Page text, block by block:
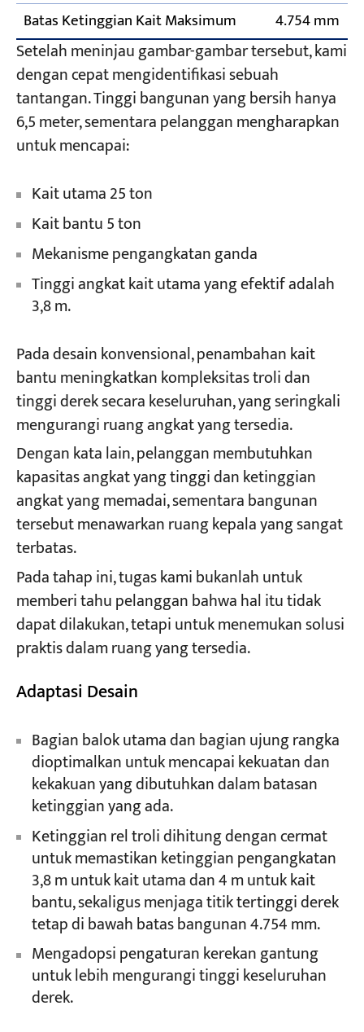
Batas Ketinggian Kait Maksimum
4.754 mm
Setelah meninjau gambar-gambar tersebut, kami
dengan cepat mengidentifikasi sebuah
tantangan. Tinggi bangunan yang bersih hanya
6,5 meter, sementara pelanggan mengharapkan
untuk mencapai:
Kait utama 25 ton
Kait bantu 5 ton
Mekanisme pengangkatan ganda
Tinggi angkat kait utama yang efektif adalah
3,8 m.
Pada desain konvensional, penambahan kait
bantu meningkatkan kompleksitas troli dan
tinggi derek secara keseluruhan, yang seringkali
mengurangi ruang angkat yang tersedia.
Dengan kata lain, pelanggan membutuhkan
kapasitas angkat yang tinggi dan ketinggian
angkat yang memadai, sementara bangunan
tersebut menawarkan ruang kepala yang sangat
terbatas.
Pada tahap ini, tugas kami bukanlah untuk
memberi tahu pelanggan bahwa hal itu tidak
dapat dilakukan, tetapi untuk menemukan solusi
praktis dalam ruang yang tersedia.
Adaptasi Desain
Bagian balok utama dan bagian ujung rangka
dioptimalkan untuk mencapai kekuatan dan
kekakuan yang dibutuhkan dalam batasan
ketinggian yang ada.
Ketinggian rel troli dihitung dengan cermat
untuk memastikan ketinggian pengangkatan
3,8 m untuk kait utama dan 4 m untuk kait
bantu, sekaligus menjaga titik tertinggi derek
tetap di bawah batas bangunan 4.754 mm.
Mengadopsi pengaturan kerekan gantung
untuk lebih mengurangi tinggi keseluruhan
derek.